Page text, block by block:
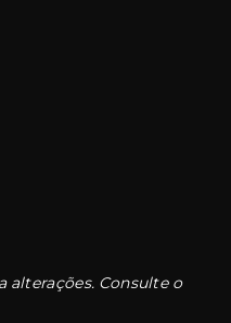
alterações. Consulte o